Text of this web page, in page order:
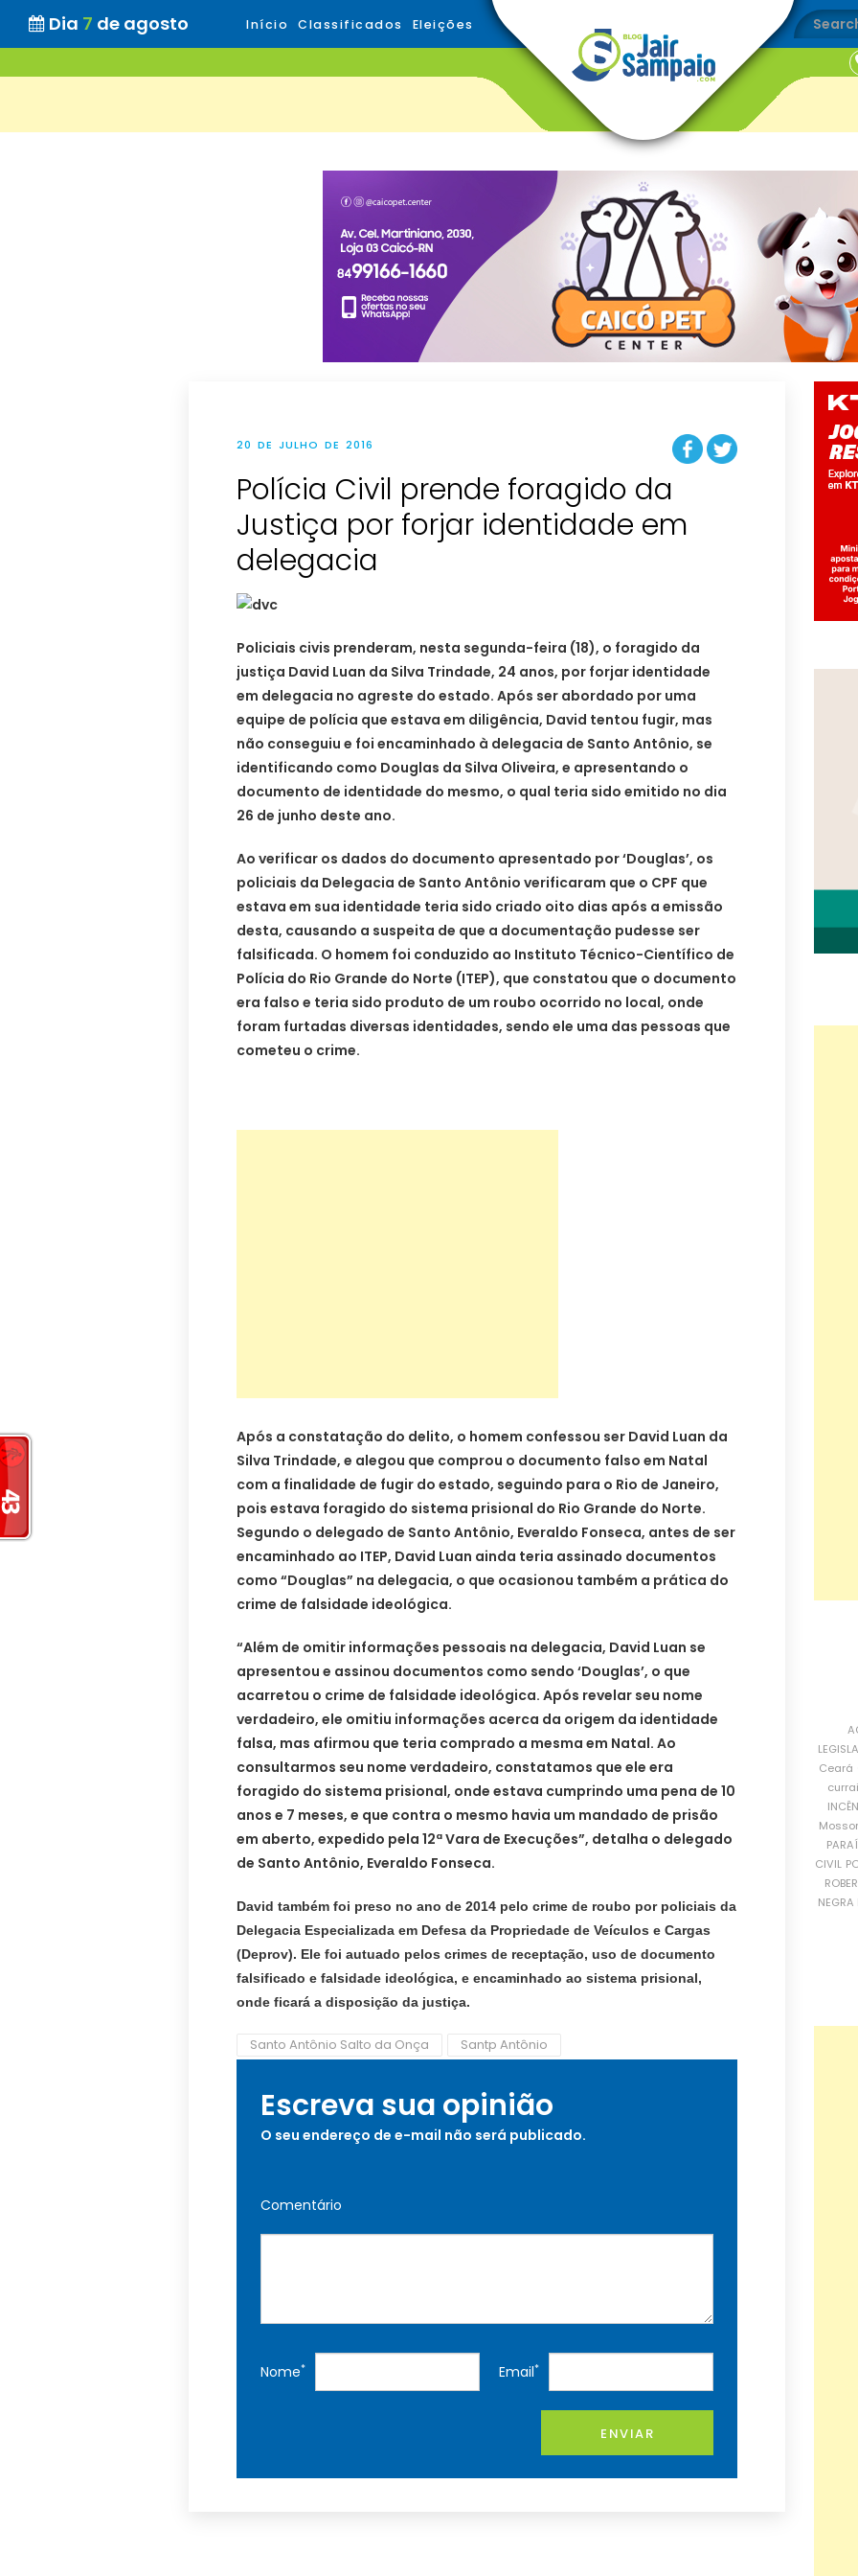
Dia 7 de agosto Início Classificados Eleições
20 DE JULHO DE 2016
Polícia Civil prende foragido da
Justiça por forjar identidade em
Policiais civis prenderam, nesta segunda-feira (18), o foragido da
justiça David Luan da Silva Trindade, 24 anos, por forjar identidade
em delegacia no agreste do estado. Após ser abordado por uma
equipe de polícia que estava em diligência, David tentou fugir, mas
não conseguiu e foi encaminhado à delegacia de Santo Antônio, se
identificando como Douglas da Silva Oliveira, e apresentando o
documento de identidade do mesmo, o qual teria sido emitido no dia
26 de junho deste ano.
Ao verificar os dados do documento apresentado por ‘Douglas’, os
policiais da Delegacia de Santo Antônio verificaram que o CPF que
estava em sua identidade teria sido criado oito dias após a emissão
desta, causando a suspeita de que a documentação pudesse ser
falsificada. O homem foi conduzido ao Instituto Técnico-Científico de
Polícia do Rio Grande do Norte (ITEP), que constatou que o documento
era falso e teria sido produto de um roubo ocorrido no local, onde
foram furtadas diversas identidades, sendo ele uma das pessoas que
cometeu o crime.
Após a constatação do delito, o homem confessou ser David Luan da
Silva Trindade, e alegou que comprou o documento falso em Natal
com a finalidade de fugir do estado, seguindo para o Rio de Janeiro,
pois estava foragido do sistema prisional do Rio Grande do Norte.
Segundo o delegado de Santo Antônio, Everaldo Fonseca, antes de ser
encaminhado ao ITEP, David Luan ainda teria assinado documentos
como “Douglas” na delegacia, o que ocasionou também a prática do
crime de falsidade ideológica.
“Além de omitir informações pessoais na delegacia, David Luan se
apresentou e assinou documentos como sendo ‘Douglas’, o que
acarretou o crime de falsidade ideológica. Após revelar seu nome
verdadeiro, ele omitiu informações acerca da origem da identidade
falsa, mas afirmou que teria comprado a mesma em Natal. Ao
consultarmos seu nome verdadeiro, constatamos que ele era
foragido do sistema prisional, onde estava cumprindo uma pena de 10
anos e 7 meses, e que contra o mesmo havia um mandado de prisão
em aberto, expedido pela 12ª Vara de Execuções”, detalha o delegado
de Santo Antônio, Everaldo Fonseca.
David também foi preso no ano de 2014 pelo crime de roubo por policiais da
Delegacia Especializada em Defesa da Propriedade de Veículos e Cargas
(Deprov). Ele foi autuado pelos crimes de receptação, uso de documento
falsificado e falsidade ideológica, e encaminhado ao sistema prisional,
onde ficará a disposição da justiça.
Santo Antônio Salto da Onça Santp Antônio
Escreva sua opinião
O seu endereço de e-mail não será publicado.
Comentário
Nome* Email*
ENVIAR
Ceará
CIVIL
NEGRA